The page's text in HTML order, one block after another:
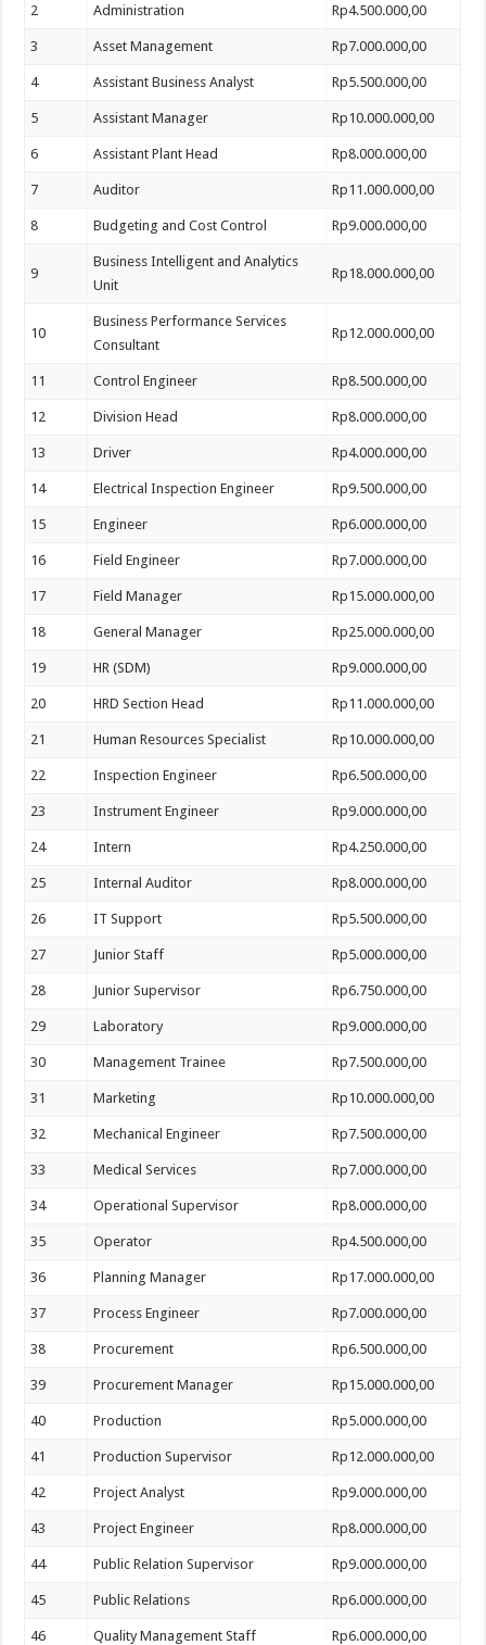
2 Administration Rp4.500.000,00
3 Asset Management Rp7.000.000,00
4 Assistant Business Analyst Rp5.500.000,00
5 Assistant Manager Rp10.000.000,00
6 Assistant Plant Head Rp8.000.000,00
7 Auditor Rp11.000.000,00
8 Budgeting and Cost Control Rp9.000.000,00
9
Business Intelligent and Analytics
Unit
Rp18.000.000,00
10
Business Performance Services
Consultant
Rp12.000.000,00
11 Control Engineer Rp8.500.000,00
12 Division Head Rp8.000.000,00
13 Driver Rp4.000.000,00
14 Electrical Inspection Engineer Rp9.500.000,00
15 Engineer Rp6.000.000,00
16 Field Engineer Rp7.000.000,00
17 Field Manager Rp15.000.000,00
18 General Manager Rp25.000.000,00
19 HR (SDM) Rp9.000.000,00
20 HRD Section Head Rp11.000.000,00
21 Human Resources Specialist Rp10.000.000,00
22 Inspection Engineer Rp6.500.000,00
23 Instrument Engineer Rp9.000.000,00
24 Intern Rp4.250.000,00
25 Internal Auditor Rp8.000.000,00
26 IT Support Rp5.500.000,00
27 Junior Staff Rp5.000.000,00
28 Junior Supervisor Rp6.750.000,00
29 Laboratory Rp9.000.000,00
30 Management Trainee Rp7.500.000,00
31 Marketing Rp10.000.000,00
32 Mechanical Engineer Rp7.500.000,00
33 Medical Services Rp7.000.000,00
34 Operational Supervisor Rp8.000.000,00
35 Operator Rp4.500.000,00
36 Planning Manager Rp17.000.000,00
37 Process Engineer Rp7.000.000,00
38 Procurement Rp6.500.000,00
39 Procurement Manager Rp15.000.000,00
40 Production Rp5.000.000,00
41 Production Supervisor Rp12.000.000,00
42 Project Analyst Rp9.000.000,00
43 Project Engineer Rp8.000.000,00
44 Public Relation Supervisor Rp9.000.000,00
45 Public Relations Rp6.000.000,00
46 Quality Management Staff Rp6.000.000,00